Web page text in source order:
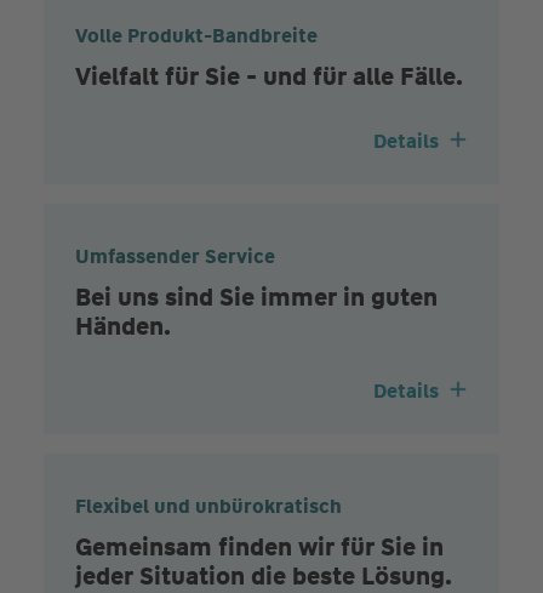
Volle Produkt-Bandbreite
Vielfalt für Sie - und für alle Fälle.
Details
Umfassender Service
Bei uns sind Sie immer in guten
Händen.
Details
Flexibel und unbürokratisch
Gemeinsam finden wir für Sie in
jeder Situation die beste Lösung.